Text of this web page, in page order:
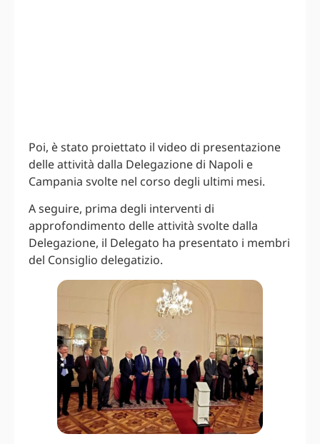
Poi, è stato proiettato il video di presentazione
delle attività dalla Delegazione di Napoli e
Campania svolte nel corso degli ultimi mesi.
A seguire, prima degli interventi di
approfondimento delle attività svolte dalla
Delegazione, il Delegato ha presentato i membri
del Consiglio delegatizio.